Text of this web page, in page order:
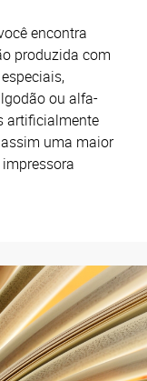
encontra
produzida com
ou alfa-
artificialmente
uma maior